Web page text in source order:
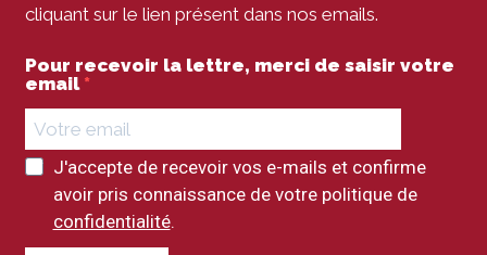
cliquant sur le lien présent dans nos emails.
Pour recevoir la lettre, merci de saisir votre
email
J'accepte de recevoir vos e-mails et confirme
avoir pris connaissance de votre politique de
confidentialité.